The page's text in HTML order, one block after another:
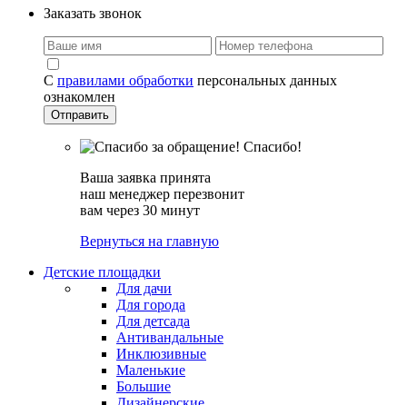
Заказать звонок
С правилами обработки персональных данных
ознакомлен
Спасибо!
Ваша заявка принята
наш менеджер перезвонит
вам через 30 минут
Вернуться на главную
Детские площадки
Для дачи
Для города
Для детсада
Антивандальные
Инклюзивные
Маленькие
Большие